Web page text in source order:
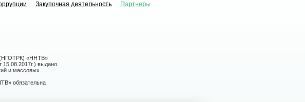
Закупочная деятельность Партнеры
(НГОТРК) «ННТВ»
выдано
и массовых
обязательна